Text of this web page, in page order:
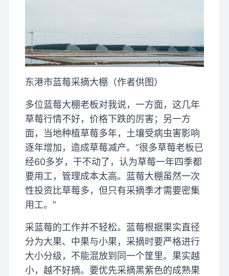
东港市蓝莓采摘大棚（作者供图）
多位蓝莓大棚老板对我说，一方面，这几年
草莓行情不好，价格下跌的厉害；另一方
面，当地种植草莓多年，土壤受病虫害影响
逐年增加，造成草莓减产。“很多草莓老板已
经60多岁，干不动了，认为草莓一年四季都
要用工，管理成本太高。蓝莓大棚虽然一次
性投资比草莓多，但只有采摘季才需要密集
用工。”
采蓝莓的工作并不轻松。蓝莓根据果实直径
分为大果、中果与小果，采摘时要严格进行
大小分级，不能混放到同一个筐里。果实越
小，越不好摘。要优先采摘黑紫色的成熟果